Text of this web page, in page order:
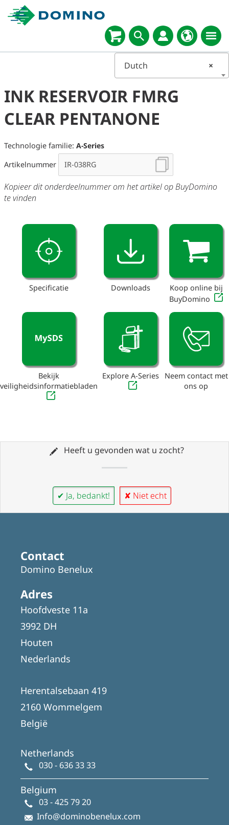
Select
language
×
Dutch
INK RESERVOIR FMRG
CLEAR PENTANONE
Technologie familie: A-Series
Artikelnummer
Kopieer dit onderdeelnummer om het artikel op BuyDomino
te vinden
Specificatie Downloads
Koop online bij
BuyDomino
Bekijk
veiligheidsinformatiebladen
Explore A-Series
Neem contact met
ons op
Heeft u gevonden wat u zocht?
✔ Ja, bedankt! ✘ Niet echt
Contact
Domino Benelux
Adres
Hoofdveste 11a
3992 DH
Houten
Nederlands
Herentalsebaan 419
2160 Wommelgem
België
Netherlands
030 - 636 33 33
Belgium
03 - 425 79 20
Info@dominobenelux.com